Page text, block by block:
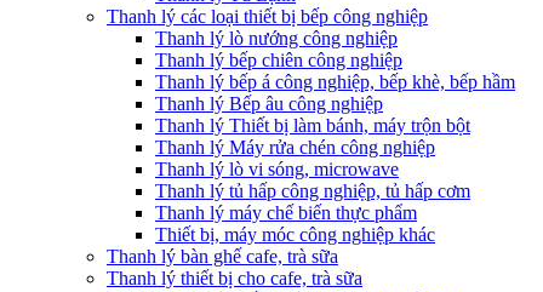
Thanh lý các loại thiết bị bếp công nghiệp
Thanh lý lò nướng công nghiệp
Thanh lý bếp chiên công nghiệp
Thanh lý bếp á công nghiệp, bếp khè, bếp hầm
Thanh lý Bếp âu công nghiệp
Thanh lý Thiết bị làm bánh, máy trộn bột
Thanh lý Máy rửa chén công nghiệp
Thanh lý lò vi sóng, microwave
Thanh lý tủ hấp công nghiệp, tủ hấp cơm
Thanh lý máy chế biến thực phẩm
Thiết bị, máy móc công nghiệp khác
Thanh lý bàn ghế cafe, trà sữa
Thanh lý thiết bị cho cafe, trà sữa